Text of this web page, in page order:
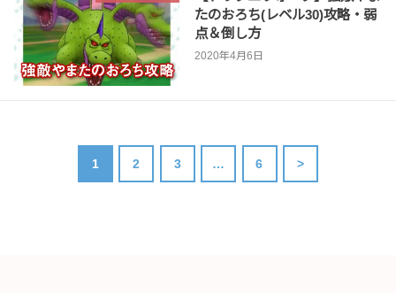
たのおろち(レベル30)攻略・弱
点＆倒し方
2020年4月6日
1 2 3 … 6 >